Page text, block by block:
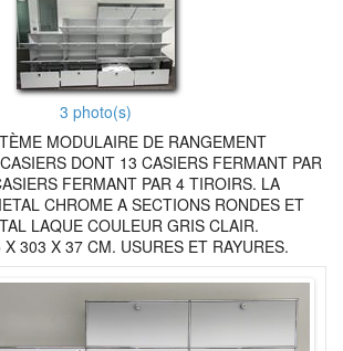
3 photo(s)
MODULAIRE DE RANGEMENT
DONT 13 CASIERS FERMANT PAR
FERMANT PAR 4 TIROIRS. LA
CHROME A SECTIONS RONDES ET
LAQUE COULEUR GRIS CLAIR.
303 X 37 CM. USURES ET RAYURES.